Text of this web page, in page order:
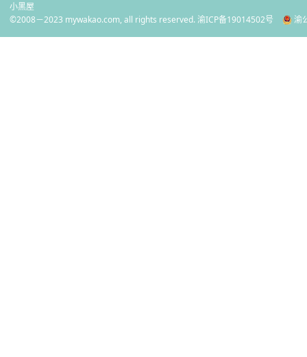
小黑屋
©2008－2023 mywakao.com, all rights reserved.渝ICP备19014502号 渝